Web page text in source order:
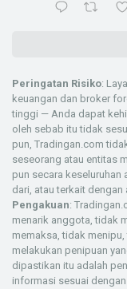
Peringatan Risiko:
keuangan dan broker
tinggi — Anda dapat
oleh sebab itu tidak
pun, Tradingan.com
seseorang atau entitas
pun secara
dari, atau terkait
Pengakuan:
menarik anggota, tidak
memaksa, tidak
melakukan penipuan
dipastikan itu adalah
informasi sesuai